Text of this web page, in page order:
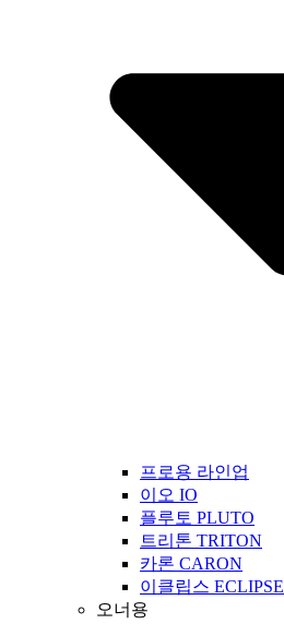
프로용 라인업
이오 IO
플루토 PLUTO
트리톤 TRITON
카론 CARON
이클립스 ECLIPSE
오너용